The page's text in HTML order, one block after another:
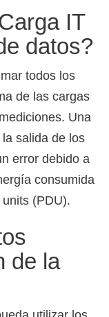
IT
datos?
todos los
de las cargas
Una
salida de los
error debido a
consumida
(PDU).
de la